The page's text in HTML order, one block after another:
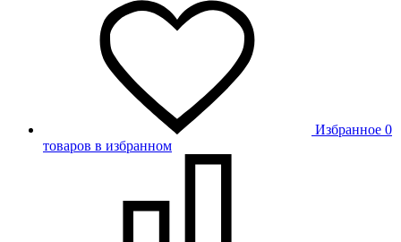
Избранное 0
товаров в избранном